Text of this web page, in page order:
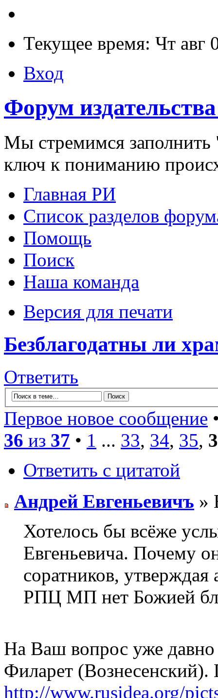
Текущее время: Чт авг
Вход
Форум
Мы стремимся заполнить
ключ к пониманию
Главная РИ
Список разделов
Помощь
Поиск
Наша команда
Версия для печати
Безблагодатны ли
Ответить
Первое новое сообщение
36 из 37 • 1 ... 33, 34, 35,
Ответить с цитатой
Андрей Евгеньевичъ »
Хотелось бы всёже
Евгеньевича. Почему
соратников,
РПЦ МП нет Божией
На Ваш вопрос уже
Филарет (Вознесенский).
http://www.rusidea.org/